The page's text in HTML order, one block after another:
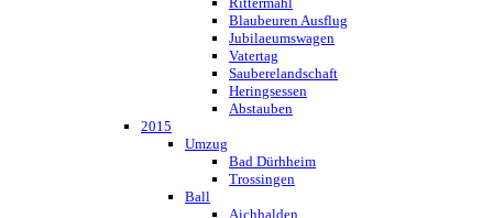
Blaubeuren Ausflug
Jubilaeumswagen
Vatertag
Sauberelandschaft
Heringsessen
Abstauben
2015
Umzug
Bad Dürhheim
Trossingen
Ball
Aichhalden